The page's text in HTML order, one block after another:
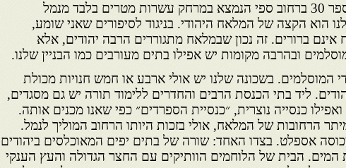
אני נולדתי בבית מספר 30 ברחוב ספי הנמצא במרחק עשרות מטרים בלבד מנמל
הוא הקצה של המלאח היהודי. בניגוד לסיפורים שאני שומע,
ברורים. זה נכון שבמלאח מתגוררים הרבה יהודים, אלא
ובהרבה מקומות יש אפילו בתים מעורבים כמו הבניין שלנו.
המוסלמים. בשכונה שלנו יש אולי ארבע או חמש חנויות מכולת
ליד בתי הכנסת הרבים והחדרים ללימוד תורה יש גם מסגדים,
כנסייה נוצרית, ״כנסיית הספרדים״ כפי שאנו מכנים אותה.
הרחובות של המלאח, אולי בזכות היותו הרחוב המוליך לנמל.
אספלט. בצדו האחד: שורה של בתים יפים המאוכלסים ביהודים
המים. הבית של הלוחמים הוותיקים עם החצר הגדולה והעץ הענקי